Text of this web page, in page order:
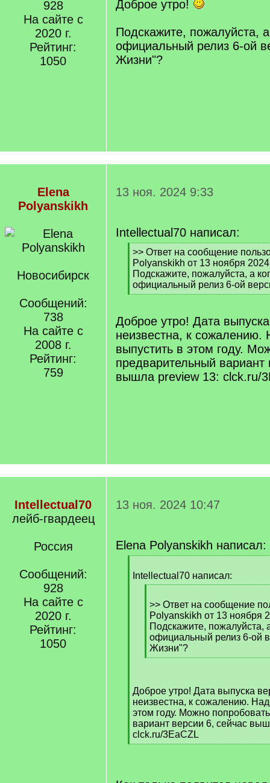
928
На сайте с
2020 г.
Рейтинг:
1050
Доброе утро!
Подскажите, пожалуйста,
официальный релиз 6-ой
Жизни"?
Elena
Polyanskikh
Новосибирск
Сообщений:
738
На сайте с
2008 г.
Рейтинг:
759
13 ноя. 2024 9:33
Intellectual70 написал:
[
q
]
>> Ответ на сообщение
Polyanskikh от 13 ноября
Подскажите, пожалуйста, а
официальный релиз 6-ой
[
q
]
Доброе утро! Дата
неизвестна, к сожалению.
выпустить в этом году.
предварительный вариант
вышла preview 13: clck.ru/
Intellectual70
лейб-гвардеец
Россия
Сообщений:
928
На сайте с
2020 г.
Рейтинг:
1050
13 ноя. 2024 10:47
Elena Polyanskikh написал:
qIntellectual70 написал:
q
]
>> Ответ на сообщение
Polyanskikh от 13 ноября
Подскажите, пожалуйста,
официальный релиз 6-ой
Жизни"?
[
]
Доброе утро! Дата выпуска
неизвестна, к сожалению.
этом году. Можно
вариант версии 6, сейчас
clck.ru/3EaCZL
[